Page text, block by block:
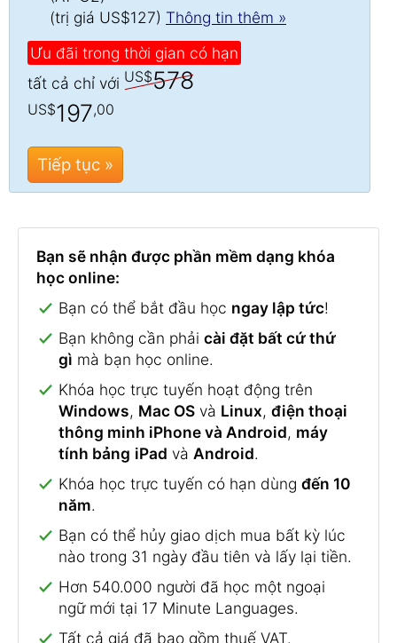
(trị giá US$127) Thông tin thêm »
Ưu đãi trong thời gian có hạn
tất cả chỉ với US$578
US$197,00
Tiếp tục »
Bạn sẽ nhận được phần mềm dạng khóa
học online:
Bạn có thể bắt đầu học ngay lập tức!
Bạn không cần phải cài đặt bất cứ thứ
gì mà bạn học online.
Khóa học trực tuyến hoạt động trên
Windows, Mac OS và Linux, điện thoại
thông minh iPhone và Android, máy
tính bảng iPad và Android.
Khóa học trực tuyến có hạn dùng đến 10
năm.
Bạn có thể hủy giao dịch mua bất kỳ lúc
nào trong 31 ngày đầu tiên và lấy lại tiền.
Hơn 540.000 người đã học một ngoại
ngữ mới tại 17 Minute Languages.
Tất cả giá đã bao gồm thuế VAT.